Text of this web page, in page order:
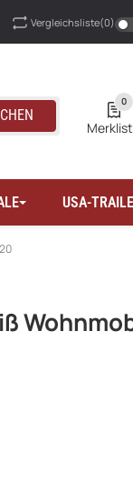
Vergleichsliste(0)
0
USA-